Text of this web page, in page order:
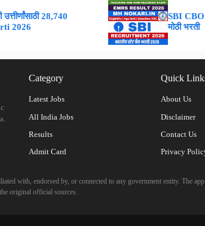
28,740
2026
SBI CBO
मोठी भरती
Category
Latest Jobs
All India Jobs
Results
Admit Card
Quick
About Us
Disclaimer
Contact Us
Privacy
with, endorsed by, or connected to any government entity. The
original official sources.